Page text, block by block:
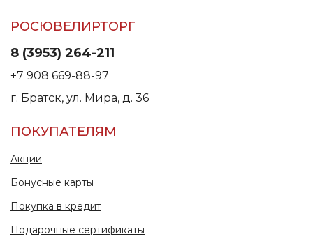
РОСЮВЕЛИРТОРГ
8 (3953) 264-211
+7 908 669-88-97
г. Братск, ул. Мира, д. 36
ПОКУПАТЕЛЯМ
Акции
Бонусные карты
Покупка в кредит
Подарочные сертификаты